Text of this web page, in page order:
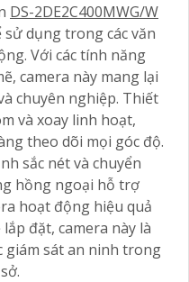
DS-2DE2C400MWG/W
dụng trong các văn
Với các tính năng
camera này mang lại
chuyên nghiệp. Thiết
và xoay linh hoạt,
theo dõi mọi góc độ.
sắc nét và chuyển
hồng ngoại hỗ trợ
hoạt động hiệu quả
đặt, camera này là
giám sát an ninh trong